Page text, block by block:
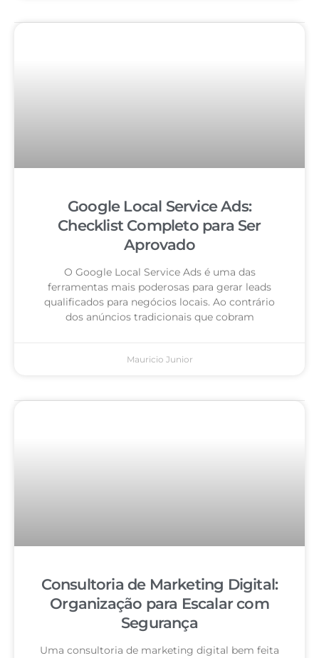
Google Local Service Ads:
Checklist Completo para Ser
Aprovado
O Google Local Service Ads é uma das
ferramentas mais poderosas para gerar leads
qualificados para negócios locais. Ao contrário
dos anúncios tradicionais que cobram
Mauricio Junior
Consultoria de Marketing Digital:
Organização para Escalar com
Segurança
Uma consultoria de marketing digital bem feita